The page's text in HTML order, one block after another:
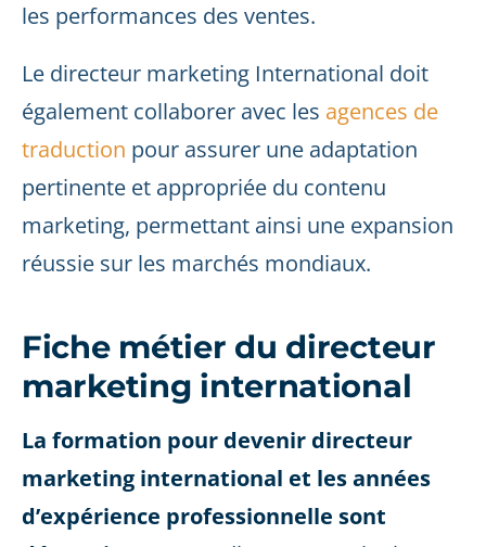
les performances des ventes.
Le directeur marketing International doit
également collaborer avec les agences de
traduction pour assurer une adaptation
pertinente et appropriée du contenu
marketing, permettant ainsi une expansion
réussie sur les marchés mondiaux.
Fiche métier du directeur
marketing international
La formation pour devenir directeur
marketing international et les années
d’expérience professionnelle sont